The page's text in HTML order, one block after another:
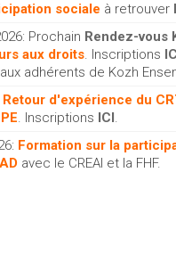
sociale à retrouver
Prochain Rendez-vous
aux droits. Inscriptions
adhérents de Kozh
Retour d'expérience du
. Inscriptions ICI.
Formation sur la
avec le CREAI et la FHF.